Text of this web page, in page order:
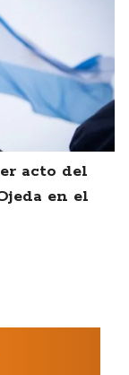
acto del
en el